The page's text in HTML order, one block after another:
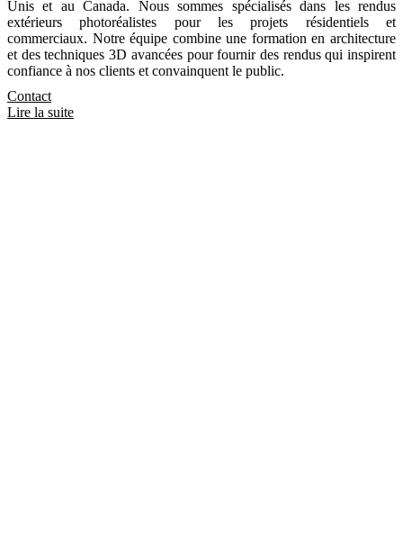
Unis et au Canada. Nous sommes spécialisés dans les rendus
extérieurs photoréalistes pour les projets résidentiels et
commerciaux. Notre équipe combine une formation en architecture
et des techniques 3D avancées pour fournir des rendus qui inspirent
confiance à nos clients et convainquent le public.
Contact
Lire la suite